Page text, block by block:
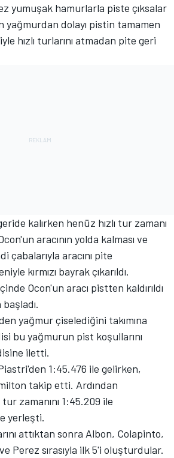
yumuşak hamurlarla piste çıksalar
yağmurdan dolayı pistin tamamen
hızlı turlarını atmadan pite geri
kalırken henüz hızlı tur zamanı
aracının yolda kalması ve
çabalarıyla aracını pite
kırmızı bayrak çıkarıldı.
Ocon'un aracı pistten kaldırıldı
yağmur çiselediğini takımına
bu yağmurun pist koşullarını
iletti.
1:45.476 ile gelirken,
takip etti. Ardından
zamanını 1:45.209 ile
yerleşti.
attıktan sonra Albon, Colapinto,
Perez sırasıyla ilk 5'i oluşturdular.